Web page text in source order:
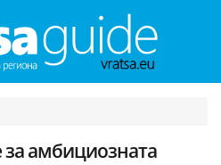
амбициозната